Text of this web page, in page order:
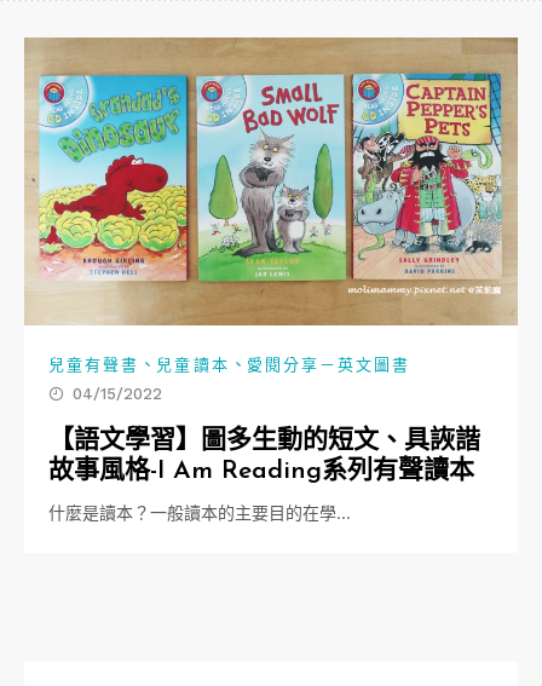
兒童有聲書 、 兒童讀本 、 愛閱分享－英文圖書
04/15/2022
【語文學習】圖多生動的短文、具詼諧
故事風格-I Am Reading系列有聲讀本
什麼是讀本？一般讀本的主要目的在學…